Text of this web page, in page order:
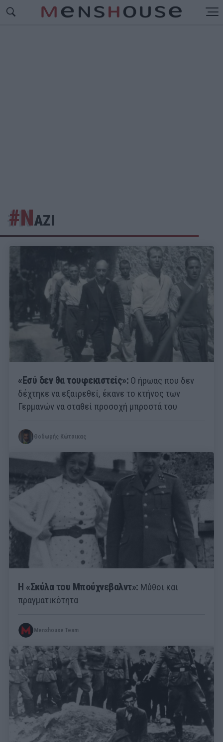
#ΝΑΖΙ
«Εσύ δεν θα τουφεκιστείς»: Ο ήρωας που δεν
δέχτηκε να εξαιρεθεί, έκανε το κτήνος των
Γερμανών να σταθεί προσοχή μπροστά του
Θοδωρής Κώτσικας
Η «Σκύλα του Μπούχνεβαλντ»: Μύθοι και
πραγματικότητα
Menshouse Team